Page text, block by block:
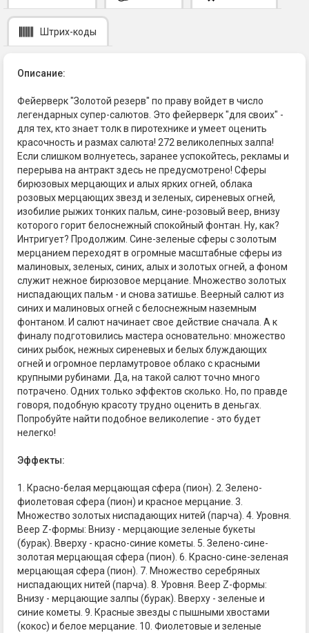
Штрих-коды
Описание:
Фейерверк "Золотой резерв" по праву войдет в число
легендарных супер-салютов. Это фейерверк "для своих" -
для тех, кто знает толк в пиротехнике и умеет оценить
красочность и размах салюта! 272 великолепных залпа!
Если слишком волнуетесь, заранее успокойтесь, рекламы и
перерыва на антракт здесь не предусмотрено! Сферы
бирюзовых мерцающих и алых ярких огней, облака
розовых мерцающих звезд и зеленых, сиреневых огней,
изобилие рыжих тонких пальм, сине-розовый веер, внизу
которого горит белоснежный спокойный фонтан. Ну, как?
Интригует? Продолжим. Сине-зеленые сферы с золотым
мерцанием переходят в огромные масштабные сферы из
малиновых, зеленых, синих, алых и золотых огней, а фоном
служит нежное бирюзовое мерцание. Множество золотых
ниспадающих пальм - и снова затишье. Веерный салют из
синих и малиновых огней с белоснежным наземным
фонтаном. И салют начинает свое действие сначала. А к
финалу подготовились мастера основательно: множество
синих рыбок, нежных сиреневых и белых блуждающих
огней и огромное перламутровое облако с красными
крупными рубинами. Да, на такой салют точно много
потрачено. Одних только эффектов сколько. Но, по правде
говоря, подобную красоту трудно оценить в деньгах.
Попробуйте найти подобное великолепие - это будет
нелегко!
Эффекты:
1. Красно-белая мерцающая сфера (пион). 2. Зелено-
фиолетовая сфера (пион) и красное мерцание. 3.
Множество золотых ниспадающих нитей (парча). 4. Уровня.
Веер Z-формы: Внизу - мерцающие зеленые букеты
(бурак). Вверху - красно-синие кометы. 5. Зелено-сине-
золотая мерцающая сфера (пион). 6. Красно-сине-зеленая
мерцающая сфера (пион). 7. Множество серебряных
ниспадающих нитей (парча). 8. Уровня. Веер Z-формы:
Внизу - мерцающие залпы (бурак). Вверху - зеленые и
синие кометы. 9. Красные звезды с пышными хвостами
(кокос) и белое мерцание. 10. Фиолетовые и зеленые